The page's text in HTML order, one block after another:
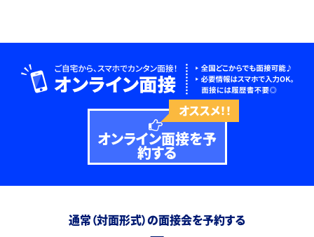
オンライン面接を予
約する
オススメ！！
通常（対面形式）の面接会を予約する